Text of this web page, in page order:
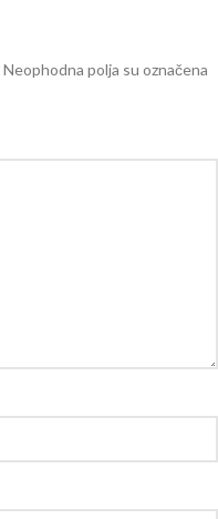
Neophodna polja su označena